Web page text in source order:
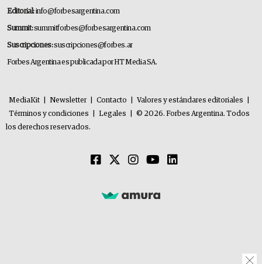
Editorial:info@forbesargentina.com
Summit:summitforbes@forbesargentina.com
Suscripciones:suscripciones@forbes.ar
Forbes Argentina es publicada por HT Media SA.
MediaKit Newsletter Contacto Valores y estándares editoriales
Términos y condiciones
Legales
© 2026. Forbes Argentina. Todos
los derechos reservados.